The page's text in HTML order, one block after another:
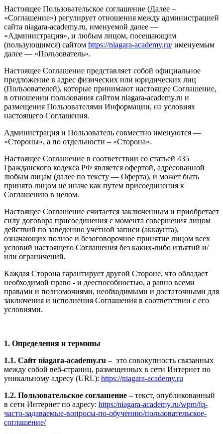
Настоящее Пользовательское соглашение (Далее –
«Соглашение») регулирует отношения между администрацией
сайта niagara-academy.ru, именуемой далее —
«Администрация», и любым лицом, посещающим
(пользующимся) сайтом https://niagara-academy.ru/именуемым
далее — «Пользователь».
Настоящее Соглашение представляет собой официальное
предложение в адрес физических или юридических лиц
(Пользователей), которые принимают настоящее Соглашение,
в отношении пользования сайтом niagara-academy.ru и
размещения Пользователями Информации, на условиях
настоящего Соглашения.
Администрация и Пользователь совместно именуются —
«Стороны», а по отдельности – «Сторона».
Настоящее Соглашение в соответствии со статьей 435
Гражданского кодекса РФ является офертой, адресованной
любым лицам (далее по тексту — Оферта), и может быть
принято лицом не иначе как путем присоединения к
Соглашению в целом.
Настоящее Соглашение считается заключенным и приобретает
силу договора присоединения с момента совершения лицом
действий по заведению учетной записи (аккаунта),
означающих полное и безоговорочное принятие лицом всех
условий настоящего Соглашения без каких-либо изъятий и/
или ограничений.
Каждая Сторона гарантирует другой Стороне, что обладает
необходимой право - и дееспособностью, а равно всеми
правами и полномочиями, необходимыми и достаточными для
заключения и исполнения Соглашения в соответствии с его
условиями.
1. Определения и термины
1.1. Сайт niagara-academy.ru – это совокупность связанных
между собой веб-страниц, размещенных в сети Интернет по
уникальному адресу (URL): https://niagara-academy.ru
1.2. Пользовательское соглашение – текст, опубликованный
в сети Интернет по адресу: https:/niagara-academy.ru/wpm/fq-
часто-задаваемые-вопросы-по-обучению/пользовательское-
соглашение/